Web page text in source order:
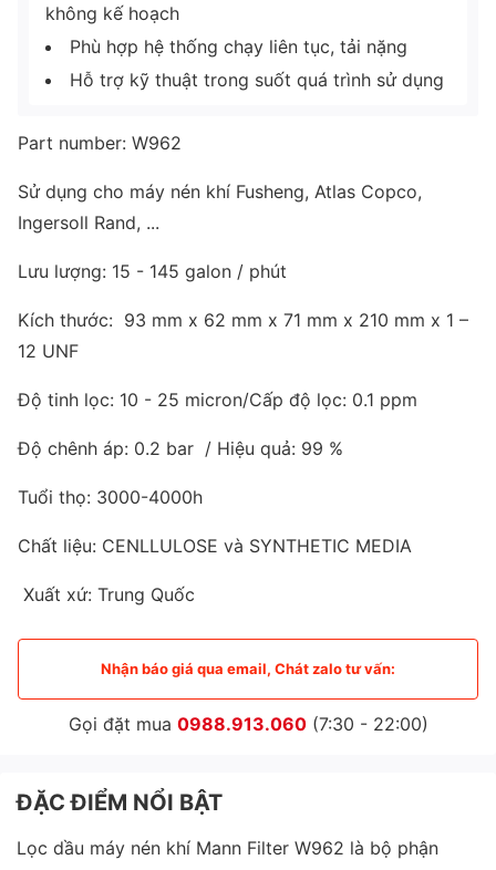
không kế hoạch
Phù hợp hệ thống chạy liên tục, tải nặng
Hỗ trợ kỹ thuật trong suốt quá trình sử dụng
Part number: W962
Sử dụng cho máy nén khí Fusheng, Atlas Copco,
Ingersoll Rand, ...
Lưu lượng: 15 - 145 galon / phút
Kích thước: 93 mm x 62 mm x 71 mm x 210 mm x 1 –
12 UNF
Độ tinh lọc: 10 - 25 micron/Cấp độ lọc: 0.1 ppm
Độ chênh áp: 0.2 bar / Hiệu quả: 99 %
Tuổi thọ: 3000-4000h
Chất liệu: CENLLULOSE và SYNTHETIC MEDIA
Xuất xứ: Trung Quốc
Nhận báo giá qua email, Chát zalo tư vấn:
Gọi đặt mua 0988.913.060(7:30 - 22:00)
ĐẶC ĐIỂM NỔI BẬT
Lọc dầu máy nén khí Mann Filter W962 là bộ phận